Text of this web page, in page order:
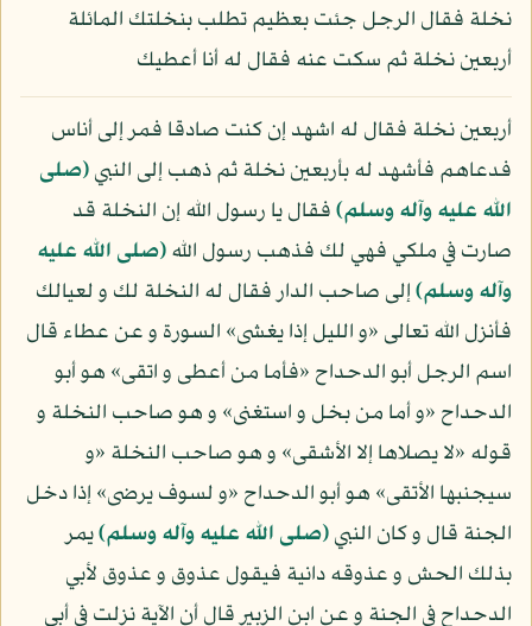
نخلة فقال الرجل جئت بعظيم تطلب بنخلتك المائلة
أربعين نخلة ثم سكت عنه فقال له أنا أعطيك
أربعين نخلة فقال له اشهد إن كنت صادقا فمر إلى أناس
فدعاهم فأشهد له بأربعين نخلة ثم ذهب إلى النبي(صلى
الله عليه وآله وسلم)فقال يا رسول الله إن النخلة قد
صارت في ملكي فهي لك فذهب رسول الله(صلى الله عليه
وآله وسلم)إلى صاحب الدار فقال له النخلة لك و لعيالك
فأنزل الله تعالى «و الليل إذا يغشى» السورة و عن عطاء قال
اسم الرجل أبو الدحداح «فأما من أعطى و اتقى» هو أبو
الدحداح «و أما من بخل و استغنى» و هو صاحب النخلة و
قوله «لا يصلاها إلا الأشقى» و هو صاحب النخلة «و
سيجنبها الأتقى» هو أبو الدحداح «و لسوف يرضى» إذا دخل
الجنة قال و كان النبي(صلى الله عليه وآله وسلم)يمر
بذلك الحش و عذوقه دانية فيقول عذوق و عذوق لأبي
الدحداح في الجنة و عن ابن الزبير قال أن الآية نزلت في أبي